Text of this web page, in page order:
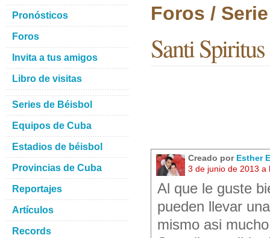
Foros /
Santi
Creado por Esther
3 de junio de 2013 a
Al que le guste
pueden llevar
mismo asi
Pronósticos
Foros
Invita a tus amigos
Libro de visitas
Series de Béisbol
Equipos de Cuba
Estadios de béisbol
Provincias de Cuba
Reportajes
Artículos
Records